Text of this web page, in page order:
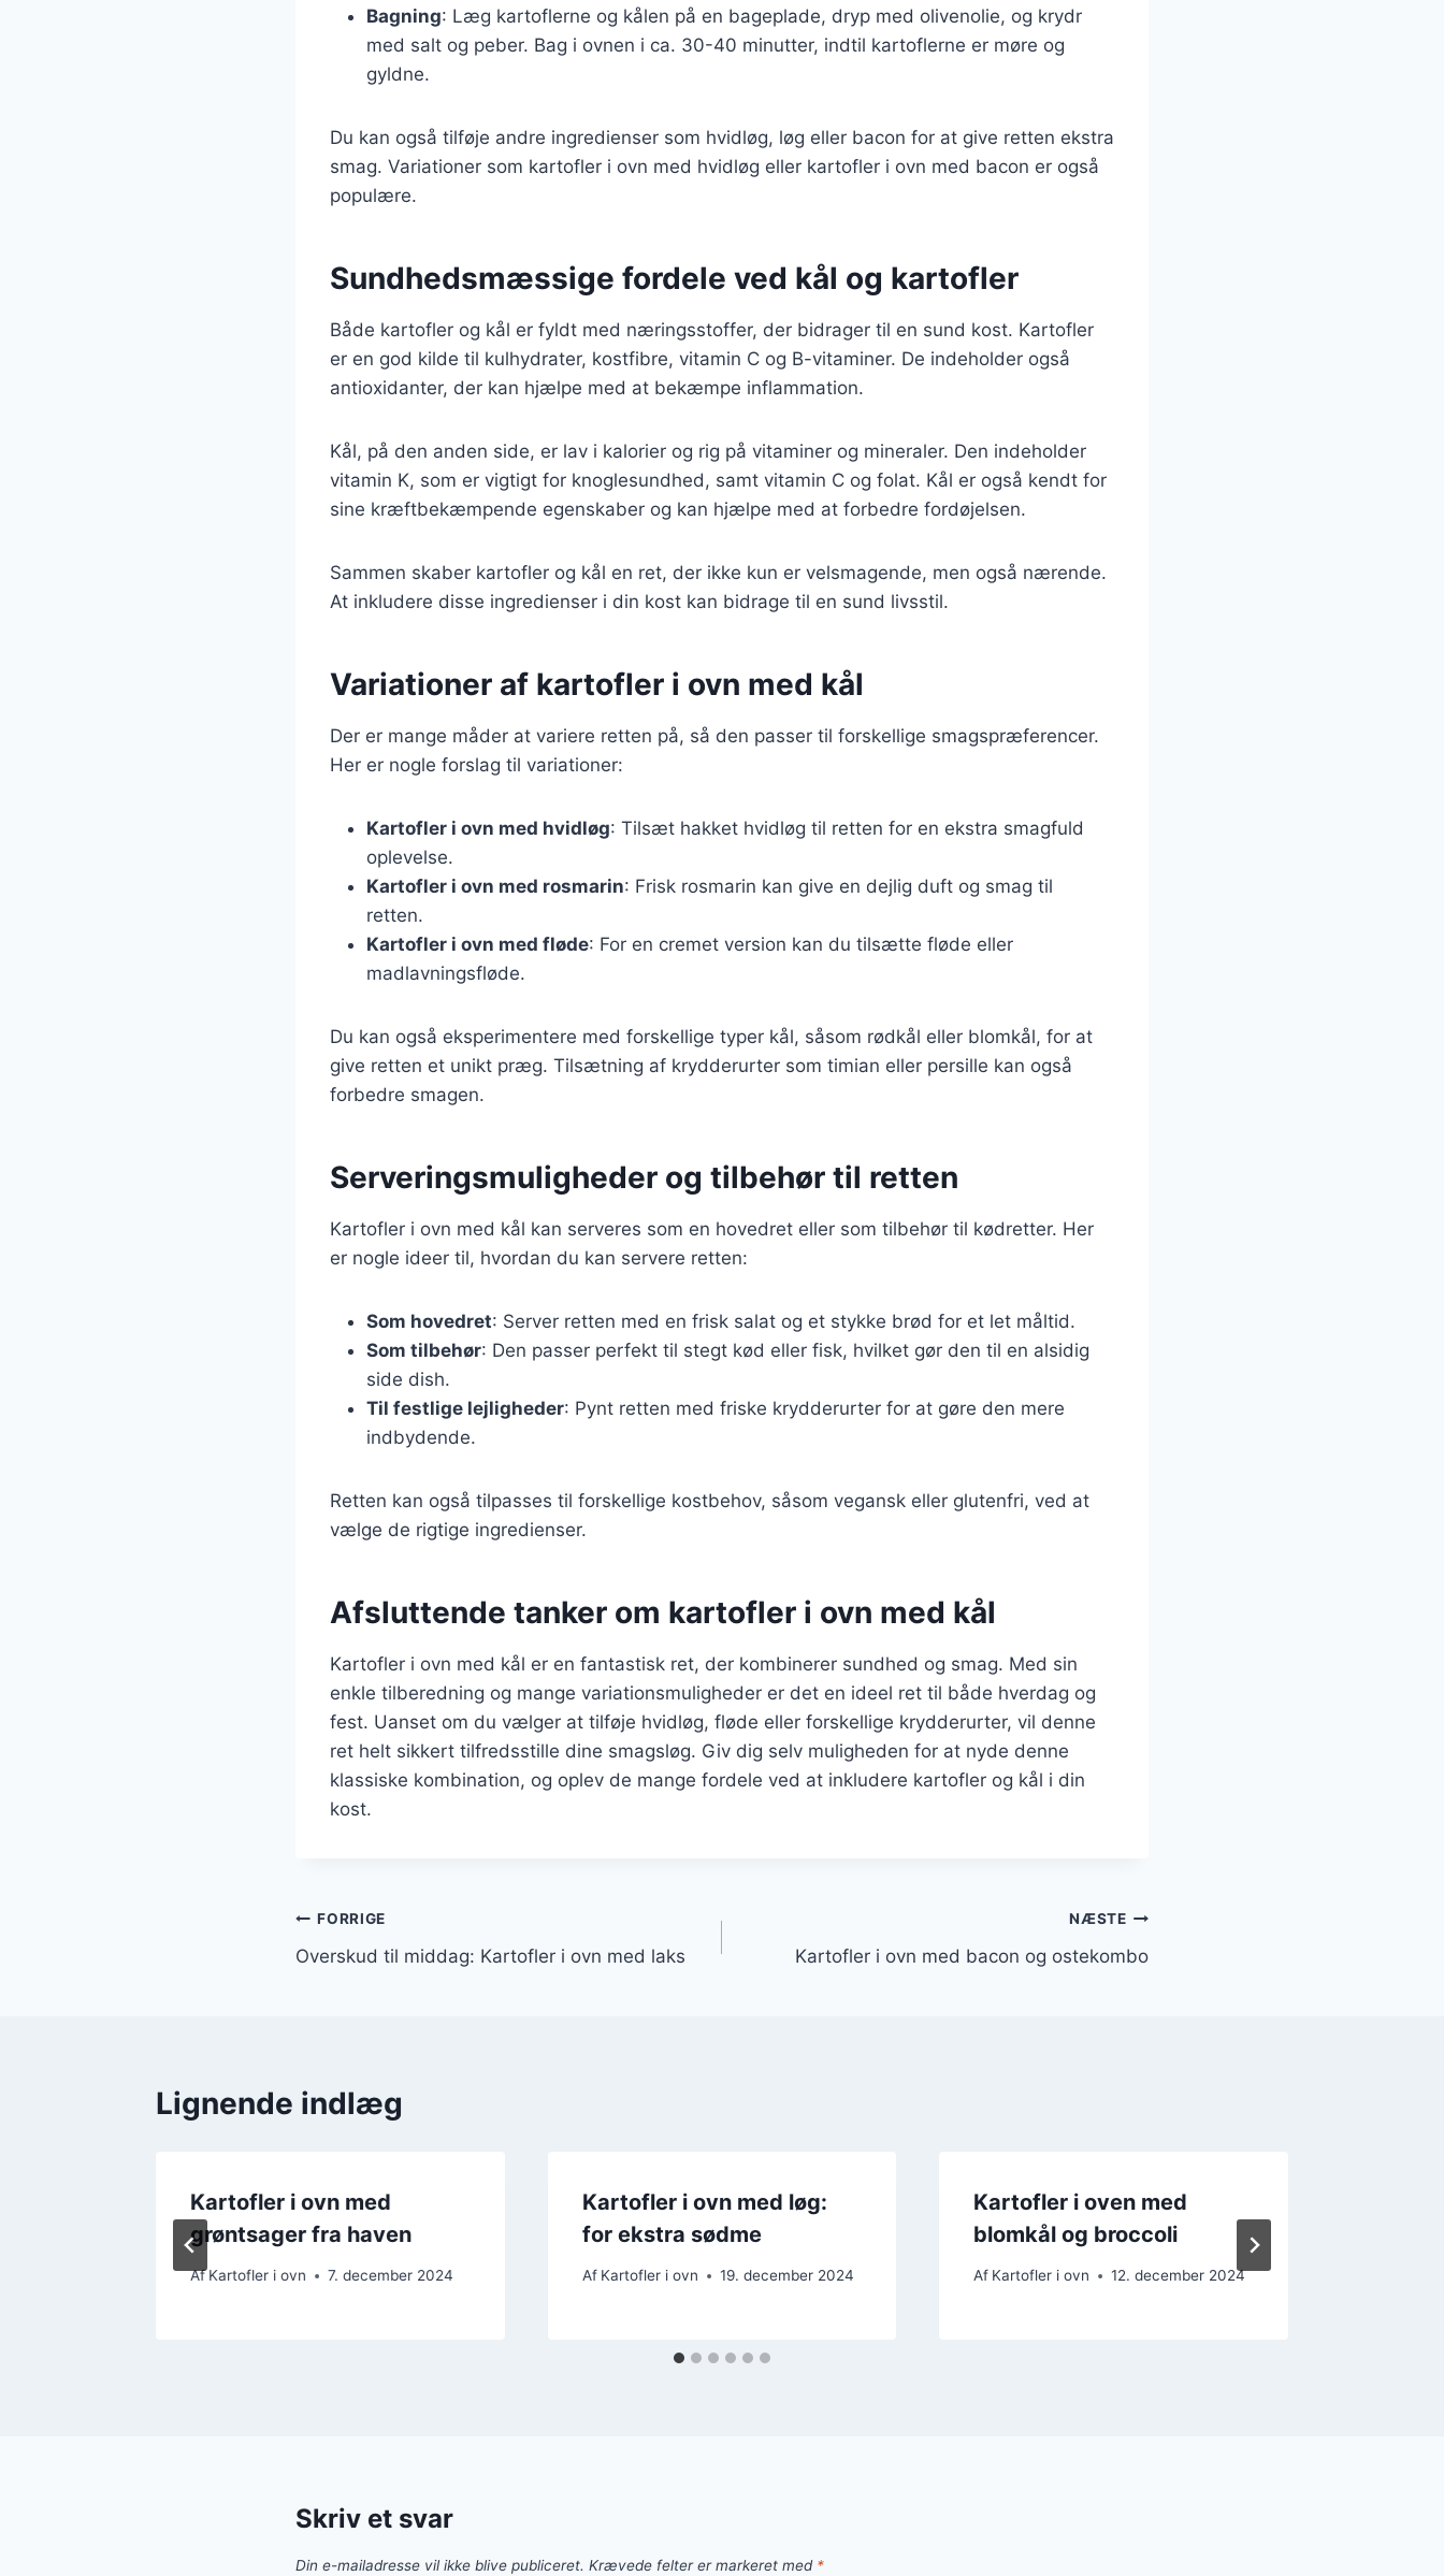
Bagning: Læg kartoflerne og kålen på en bageplade, dryp med olivenolie, og krydr
med salt og peber. Bag i ovnen i ca. 30-40 minutter, indtil kartoflerne er møre og
gyldne.
Du kan også tilføje andre ingredienser som hvidløg, løg eller bacon for at give retten ekstra
smag. Variationer som kartofler i ovn med hvidløg eller kartofler i ovn med bacon er også
populære.
Sundhedsmæssige fordele ved kål og kartofler
Både kartofler og kål er fyldt med næringsstoffer, der bidrager til en sund kost. Kartofler
er en god kilde til kulhydrater, kostfibre, vitamin C og B-vitaminer. De indeholder også
antioxidanter, der kan hjælpe med at bekæmpe inflammation.
Kål, på den anden side, er lav i kalorier og rig på vitaminer og mineraler. Den indeholder
vitamin K, som er vigtigt for knoglesundhed, samt vitamin C og folat. Kål er også kendt for
sine kræftbekæmpende egenskaber og kan hjælpe med at forbedre fordøjelsen.
Sammen skaber kartofler og kål en ret, der ikke kun er velsmagende, men også nærende.
At inkludere disse ingredienser i din kost kan bidrage til en sund livsstil.
Variationer af kartofler i ovn med kål
Der er mange måder at variere retten på, så den passer til forskellige smagspræferencer.
Her er nogle forslag til variationer:
Kartofler i ovn med hvidløg: Tilsæt hakket hvidløg til retten for en ekstra smagfuld
oplevelse.
Kartofler i ovn med rosmarin: Frisk rosmarin kan give en dejlig duft og smag til
retten.
Kartofler i ovn med fløde: For en cremet version kan du tilsætte fløde eller
madlavningsfløde.
Du kan også eksperimentere med forskellige typer kål, såsom rødkål eller blomkål, for at
give retten et unikt præg. Tilsætning af krydderurter som timian eller persille kan også
forbedre smagen.
Serveringsmuligheder og tilbehør til retten
Kartofler i ovn med kål kan serveres som en hovedret eller som tilbehør til kødretter. Her
er nogle ideer til, hvordan du kan servere retten:
Som hovedret: Server retten med en frisk salat og et stykke brød for et let måltid.
Som tilbehør: Den passer perfekt til stegt kød eller fisk, hvilket gør den til en alsidig
side dish.
Til festlige lejligheder: Pynt retten med friske krydderurter for at gøre den mere
indbydende.
Retten kan også tilpasses til forskellige kostbehov, såsom vegansk eller glutenfri, ved at
vælge de rigtige ingredienser.
Afsluttende tanker om kartofler i ovn med kål
Kartofler i ovn med kål er en fantastisk ret, der kombinerer sundhed og smag. Med sin
enkle tilberedning og mange variationsmuligheder er det en ideel ret til både hverdag og
fest. Uanset om du vælger at tilføje hvidløg, fløde eller forskellige krydderurter, vil denne
ret helt sikkert tilfredsstille dine smagsløg. Giv dig selv muligheden for at nyde denne
klassiske kombination, og oplev de mange fordele ved at inkludere kartofler og kål i din
kost.
Indlægsnavigation
FORRIGE
Overskud til middag: Kartofler i ovn med laks
NÆSTE
Kartofler i ovn med bacon og ostekombo
Lignende indlæg
Kartofler i ovn med
grøntsager fra haven
Af Kartofler i ovn 7. december 2024
Kartofler i ovn med løg:
for ekstra sødme
Af Kartofler i ovn 19. december 2024
Kartofler i oven med
blomkål og broccoli
Af Kartofler i ovn 12. december 2024
Skriv et svar
Din e-mailadresse vil ikke blive publiceret. Krævede felter er markeret med *